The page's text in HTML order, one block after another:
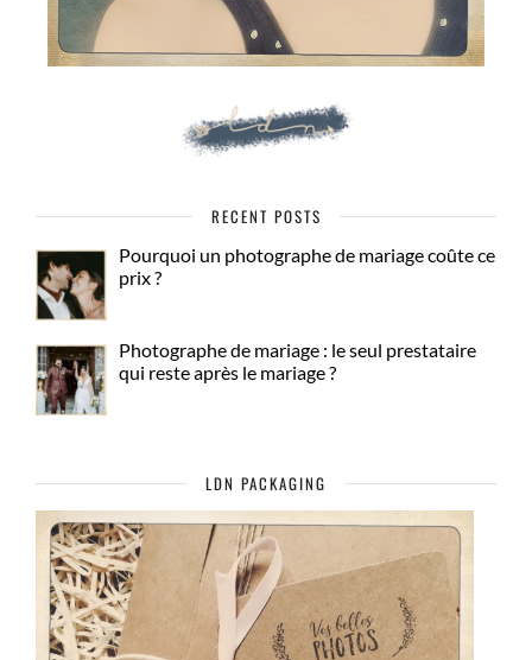
RECENT POSTS
Pourquoi un photographe de mariage coûte ce
prix ?
Photographe de mariage : le seul prestataire
qui reste après le mariage ?
LDN PACKAGING